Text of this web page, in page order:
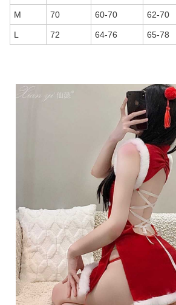
M 70 60-70 62-70
L 72 64-76 65-78